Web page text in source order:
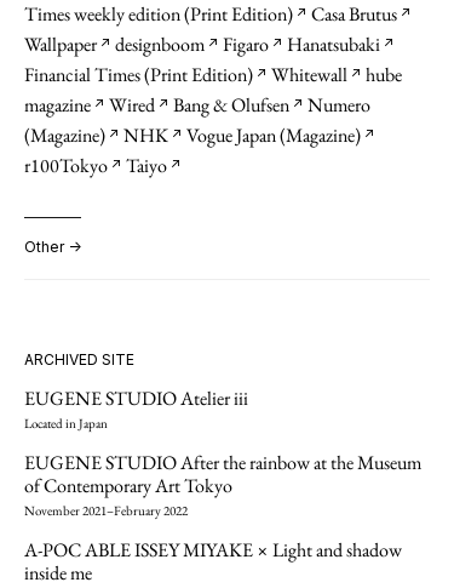
ARCHIVED SITE
EUGENE STUDIO Atelier iii
Located in Japan
EUGENE STUDIO After the rainbow at the Museum
of Contemporary Art Tokyo
November 2021–February 2022
A-POC ABLE ISSEY MIYAKE × Light and shadow
inside me
（节选）
“由 Andra Matin 设计的 Eugene Museum，占地 3,000 平方
米，将永久收藏当代艺术家寒川裕人（1989 年生）的 15 余
件代表性作品，涵盖绘画及沉浸式装置等多种形式。2021
年，寒川虽未隶属于传统画廊体系，却成为东京都现代美
术馆举办个展的最年轻艺术家。”
Times weekly edition (Print Edition) ↗︎ Casa Brutus ↗︎
Wallpaper ↗︎ designboom ↗︎ Figaro ↗︎ Hanatsubaki ↗︎
Financial Times (Print Edition) ↗︎ Whitewall ↗︎ hube
magazine ↗︎ Wired ↗︎ Bang & Olufsen ↗︎ Numero
(Magazine) ↗︎ NHK ↗︎ Vogue Japan (Magazine) ↗︎
r100Tokyo ↗︎ Taiyo ↗︎
Other →